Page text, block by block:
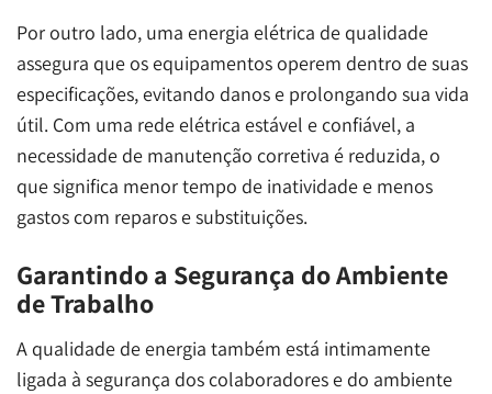
Por outro lado, uma energia elétrica de qualidade
assegura que os equipamentos operem dentro de suas
especificações, evitando danos e prolongando sua vida
útil. Com uma rede elétrica estável e confiável, a
necessidade de manutenção corretiva é reduzida, o
que significa menor tempo de inatividade e menos
gastos com reparos e substituições.
Garantindo a Segurança do Ambiente
de Trabalho
A qualidade de energia também está intimamente
ligada à segurança dos colaboradores e do ambiente